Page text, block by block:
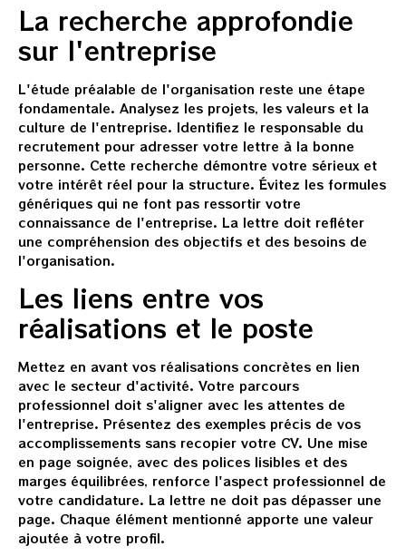
La recherche approfondie
sur l'entreprise
L'étude préalable de l'organisation reste une étape
fondamentale. Analysez les projets, les valeurs et la
culture de l'entreprise. Identifiez le responsable du
recrutement pour adresser votre lettre à la bonne
personne. Cette recherche démontre votre sérieux et
votre intérêt réel pour la structure. Évitez les formules
génériques qui ne font pas ressortir votre
connaissance de l'entreprise. La lettre doit refléter
une compréhension des objectifs et des besoins de
l'organisation.
Les liens entre vos
réalisations et le poste
Mettez en avant vos réalisations concrètes en lien
avec le secteur d'activité. Votre parcours
professionnel doit s'aligner avec les attentes de
l'entreprise. Présentez des exemples précis de vos
accomplissements sans recopier votre CV. Une mise
en page soignée, avec des polices lisibles et des
marges équilibrées, renforce l'aspect professionnel de
votre candidature. La lettre ne doit pas dépasser une
page. Chaque élément mentionné apporte une valeur
ajoutée à votre profil.